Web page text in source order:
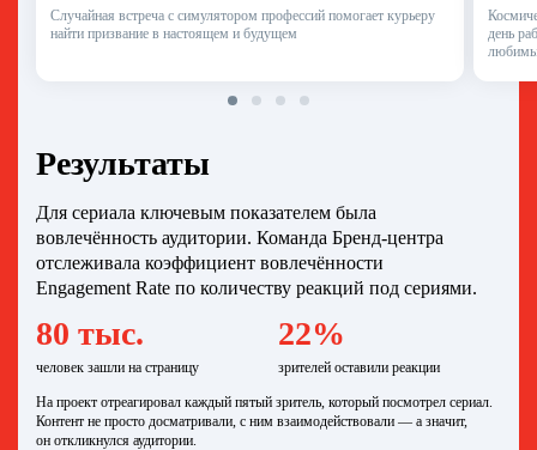
Случайная встреча с симулятором профессий помогает курьеру
найти призвание в настоящем и будущем
день
Результаты
Для сериала ключевым показателем была
вовлечённость аудитории. Команда Бренд-центра
отслеживала коэффициент вовлечённости
Engagement Rate по количеству реакций под сериями.
80 тыс.
человек зашли на страницу
22%
зрителей оставили реакции
На проект отреагировал каждый пятый зритель, который посмотрел сериал.
Контент не просто досматривали, с ним взаимодействовали — а значит,
он откликнулся аудитории.